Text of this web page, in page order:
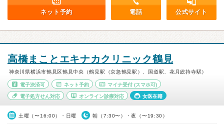
ネット予約 電話 公式サイト
高橋まことエキナカクリニック鶴見
神奈川県横浜市鶴見区鶴見中央（鶴見駅（京急鶴見駅）、国道駅、花月総持寺駅）
電子決済可 ネット予約 マイナ受付 (スマホ可)
電子処方せん対応 オンライン診療対応 女医在籍
土曜（〜16:00）・日曜 朝（7:30〜）・夜（〜19:30）